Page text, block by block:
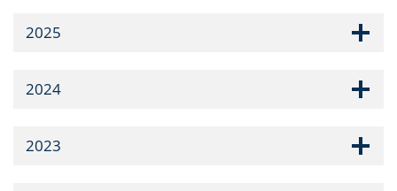
2025
2024
2023